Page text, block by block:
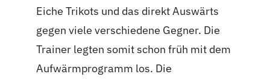
Eiche Trikots und das direkt Auswärts
gegen viele verschiedene Gegner. Die
Trainer legten somit schon früh mit dem
Aufwärmprogramm los. Die